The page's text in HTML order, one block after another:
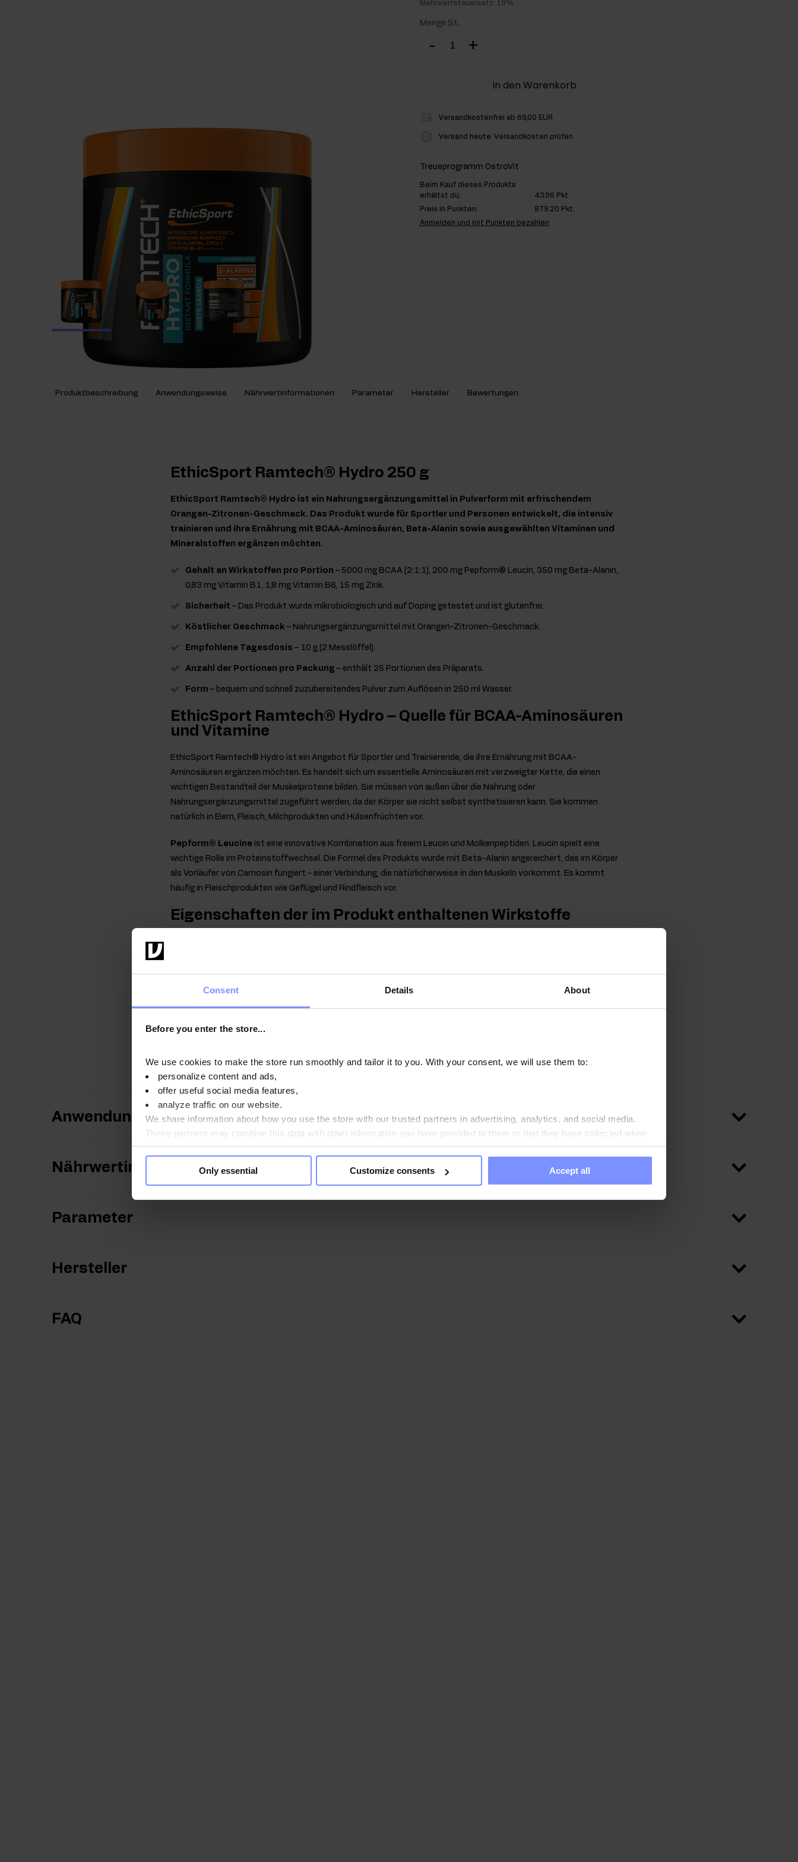
Consent Details About
Before you enter the store...
We use cookies to make the store run smoothly and tailor it to you. With your consent, we will use them to:
personalize content and ads,
offer useful social media features,
analyze traffic on our website.
We share information about how you use the store with our trusted partners in advertising, analytics, and social media.
These partners may combine this data with other information you have provided to them or that they have collected when
you use their services. Do you agree?
Only essential Customize consents Accept all
Mehrwertsteuersatz: 19%
Menge St.
- +
In den Warenkorb
Versandkostenfrei ab 69,00 EUR
Versand heute Versandkosten prüfen
Treueprogramm OstroVit
Beim Kauf dieses Produkts
erhältst du:
43.96 Pkt.
Preis in Punkten:
879.20 Pkt.
Anmelden und mit Punkten bezahlen
Produktbeschreibung Anwendungsweise Nährwertinformationen Parameter Hersteller Bewertungen
EthicSport Ramtech® Hydro 250 g
EthicSport Ramtech® Hydro ist ein Nahrungsergänzungsmittel in Pulverform mit erfrischendem
Orangen-Zitronen-Geschmack. Das Produkt wurde für Sportler und Personen entwickelt, die intensiv
trainieren und ihre Ernährung mit BCAA-Aminosäuren, Beta-Alanin sowie ausgewählten Vitaminen und
Mineralstoffen ergänzen möchten.
Gehalt an Wirkstoffen pro Portion – 5000 mg BCAA (2:1:1), 200 mg Pepform® Leucin, 350 mg Beta-Alanin,
0,83 mg Vitamin B1, 1,8 mg Vitamin B6, 15 mg Zink.
Sicherheit – Das Produkt wurde mikrobiologisch und auf Doping getestet und ist glutenfrei.
Köstlicher Geschmack – Nahrungsergänzungsmittel mit Orangen-Zitronen-Geschmack.
Empfohlene Tagesdosis – 10 g (2 Messlöffel).
Anzahl der Portionen pro Packung – enthält 25 Portionen des Präparats.
Form – bequem und schnell zuzubereitendes Pulver zum Auflösen in 250 ml Wasser.
EthicSport Ramtech® Hydro – Quelle für BCAA-Aminosäuren
und Vitamine
EthicSport Ramtech® Hydro ist ein Angebot für Sportler und Trainierende, die ihre Ernährung mit BCAA-
Aminosäuren ergänzen möchten. Es handelt sich um essentielle Aminosäuren mit verzweigter Kette, die einen
wichtigen Bestandteil der Muskelproteine bilden. Sie müssen von außen über die Nahrung oder
Nahrungsergänzungsmittel zugeführt werden, da der Körper sie nicht selbst synthetisieren kann. Sie kommen
natürlich in Eiern, Fleisch, Milchprodukten und Hülsenfrüchten vor.
Pepform® Leucine ist eine innovative Kombination aus freiem Leucin und Molkenpeptiden. Leucin spielt eine
wichtige Rolle im Proteinstoffwechsel. Die Formel des Produkts wurde mit Beta-Alanin angereichert, das im Körper
als Vorläufer von Carnosin fungiert – einer Verbindung, die natürlicherweise in den Muskeln vorkommt. Es kommt
häufig in Fleischprodukten wie Geflügel und Rindfleisch vor.
Eigenschaften der im Produkt enthaltenen Wirkstoffe
Anwendungsweise
Nährwertinformationen
Parameter
Hersteller
FAQ